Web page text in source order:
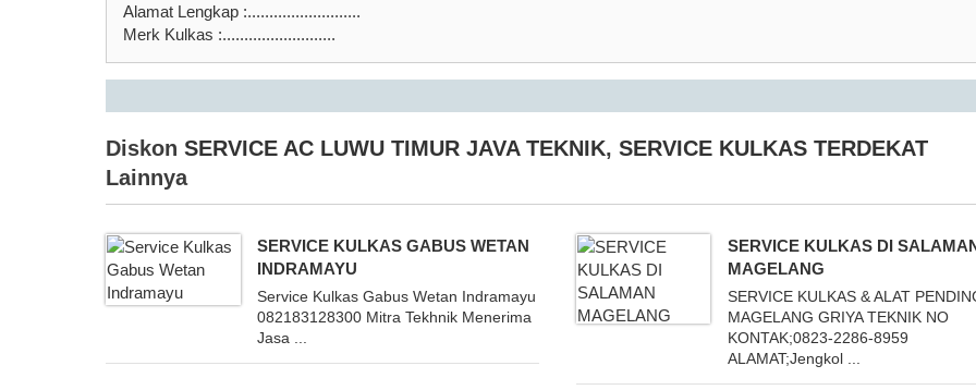
Alamat Lengkap :..........................
Merk Kulkas :..........................
Diskon SERVICE AC LUWU TIMUR JAVA TEKNIK, SERVICE KULKAS TERDEKAT
Lainnya
SERVICE KULKAS GABUS WETAN
INDRAMAYU
Service Kulkas Gabus Wetan Indramayu
082183128300 Mitra Tekhnik Menerima
Jasa ...
SERVICE KULKAS DI
MAGELANG
SERVICE KULKAS & ALAT
MAGELANG GRIYA TEKNIK NO
KONTAK;0823-2286-8959
ALAMAT;Jengkol ...